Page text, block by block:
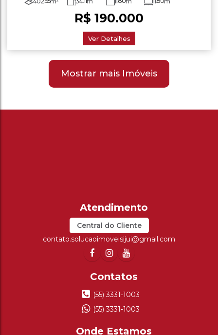
R$ 190.000
Ver Detalhes
Mostrar mais Imóveis
Central do Cliente
contato.solucaoimoveisijui@gmail.com
(55) 3331-1003
(55) 3331-1003